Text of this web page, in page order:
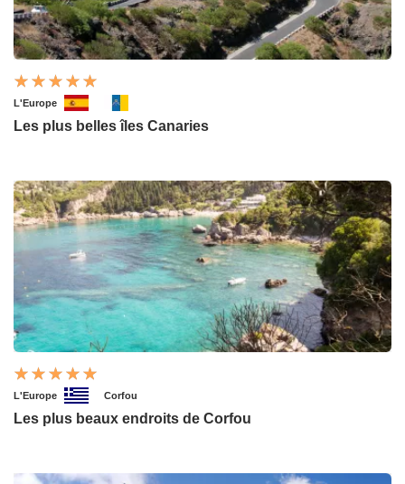
L'Europe
Les plus belles îles Canaries
L'Europe Corfou
Les plus beaux endroits de Corfou